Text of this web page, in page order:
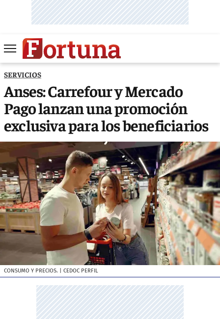
SERVICIOS
Anses: Carrefour y Mercado
Pago lanzan una promoción
exclusiva para los beneficiarios
CONSUMO Y PRECIOS. | CEDOC PERFIL